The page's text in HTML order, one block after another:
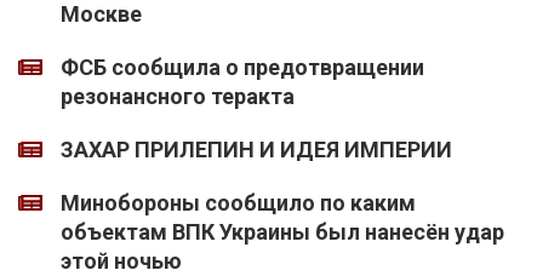
Москве
ФСБ сообщила о предотвращении
резонансного теракта
ЗАХАР ПРИЛЕПИН И ИДЕЯ ИМПЕРИИ
Минобороны сообщило по каким
объектам ВПК Украины был нанесён удар
этой ночью